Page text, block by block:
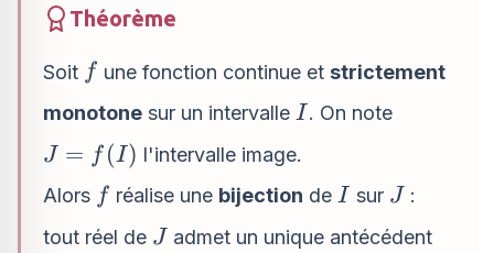
Théorème
Soit ff une fonction continue et strictement
monotone sur un intervalle I
I. On note
J
f(I)
J = f (I) l'intervalle image.
Alors ff réalise une bijection de I
I sur J
J :
tout réel de J
J admet un unique antécédent